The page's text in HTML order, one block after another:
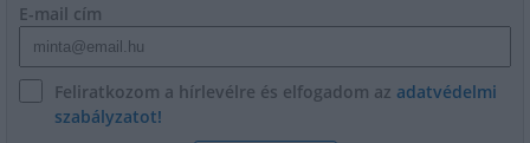
E-mail cím
Feliratkozom a hírlevélre és elfogadom az adatvédelmi
szabályzatot!